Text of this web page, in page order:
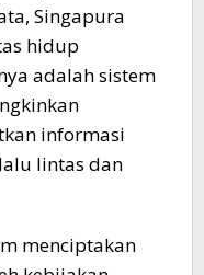
Singapura
hidup
adalah sistem
informasi
lintas dan
menciptakan